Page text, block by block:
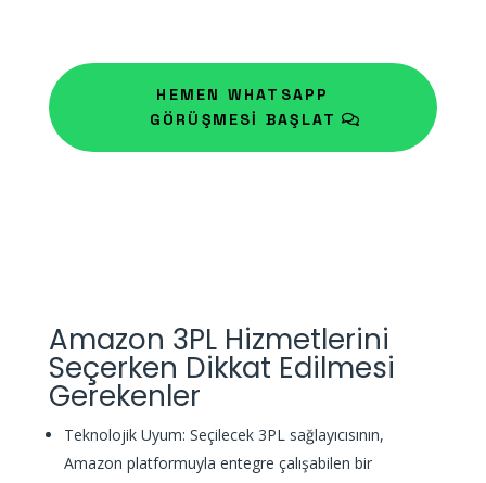
HEMEN WHATSAPP
GÖRÜŞMESİ BAŞLAT
Amazon 3PL Hizmetlerini
Seçerken Dikkat Edilmesi
Gerekenler
Teknolojik Uyum: Seçilecek 3PL sağlayıcısının,
Amazon platformuyla entegre çalışabilen bir